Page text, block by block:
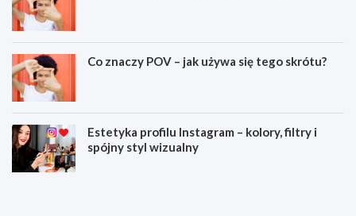
Co znaczy POV – jak używa się tego skrótu?
Estetyka profilu Instagram – kolory, filtry i
spójny styl wizualny
J
C